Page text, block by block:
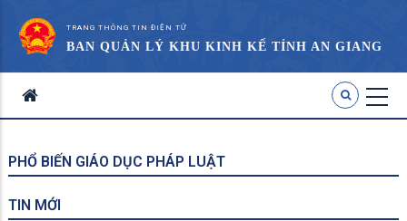
TRANG THÔNG TIN ĐIỆN TỬ
BAN QUẢN LÝ KHU KINH KẾ TỈNH AN GIANG
PHỔ BIẾN GIÁO DỤC PHÁP LUẬT
TIN MỚI